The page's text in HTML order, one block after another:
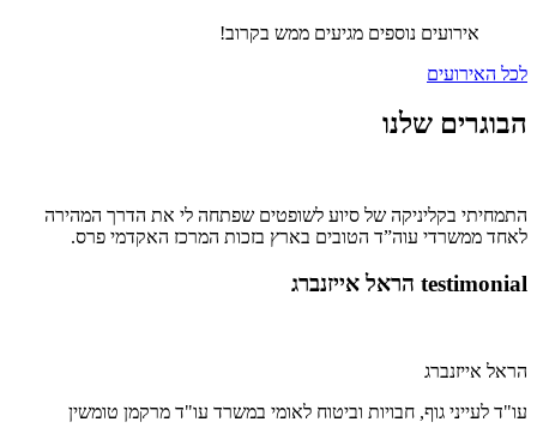
אירועים נוספים מגיעים ממש בקרוב!
לכל האירועים
הבוגרים שלנו
התמחיתי בקליניקה של סיוע לשופטים שפתחה לי את הדרך המהירה
לאחד ממשרדי עוה”ד הטובים בארץ בזכות המרכז האקדמי פרס.
testimonial הראל אייזנברג
הראל אייזנברג
עו"ד לעייני גוף, חבויות וביטוח לאומי במשרד עו"ד מרקמן טומשין